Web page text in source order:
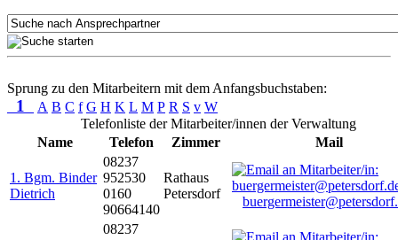
Sprung zu den Mitarbeitern mit dem Anfangsbuchstaben:
1 A B C f G H K L M P R S v W
Telefonliste der Mitarbeiter/innen der Verwaltung
Name
Telefon Zimmer Mail
1. Bgm. Binder
Dietrich
08237
952530
0160
90664140
Rathaus
Petersdorf
08237